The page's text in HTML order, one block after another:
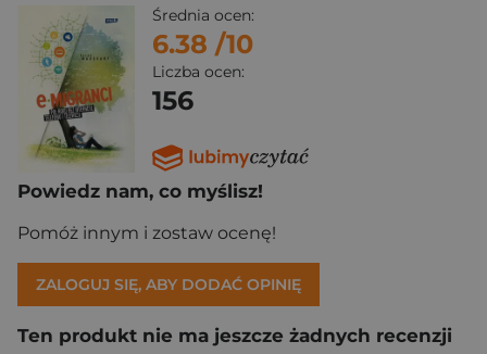
Średnia ocen:
6.38 /10
Liczba ocen:
156
Powiedz nam, co myślisz!
Pomóż innym i zostaw ocenę!
ZALOGUJ SIĘ, ABY DODAĆ OPINIĘ
Ten produkt nie ma jeszcze żadnych recenzji